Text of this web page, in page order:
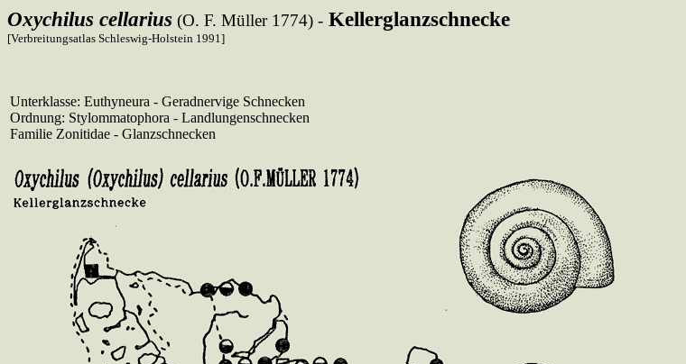
Oxychilus cellarius (O. F. Müller 1774) - Kellerglanzschnecke
[Verbreitungsatlas Schleswig-Holstein 1991]
Unterklasse: Euthyneura - Geradnervige Schnecken
Ordnung: Stylommatophora - Landlungenschnecken
Familie Zonitidae - Glanzschnecken